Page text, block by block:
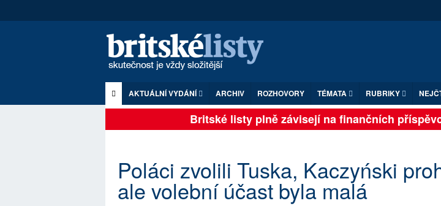
AKTUÁLNÍ VYDÁNÍ ARCHIV ROZHOVORY TÉMATA RUBRIKY
Britské listy plně závisejí na finančních
Poláci zvolili Tuska, Kaczyński
ale volební účast byla malá